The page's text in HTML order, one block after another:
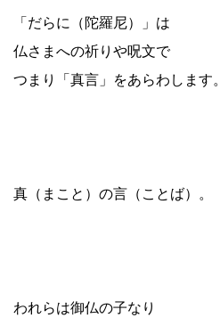
「だらに（陀羅尼）」は
仏さまへの祈りや呪文で
つまり「真言」をあらわします。
真（まこと）の言（ことば）。
われらは御仏の子なり